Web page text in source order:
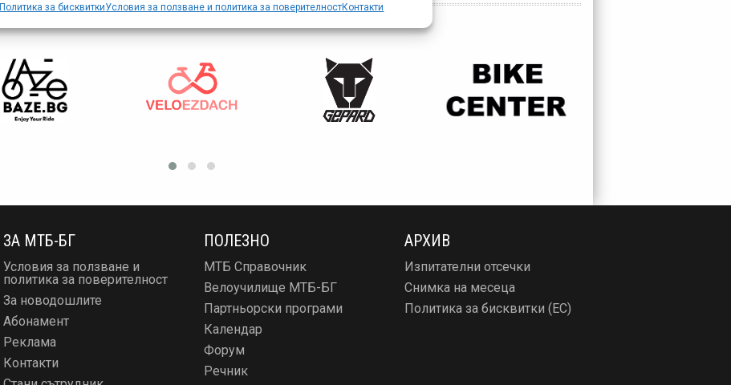
Политика за бисквиткиУсловия за ползване и политика за поверителностКонтакти
ЗА МТБ-БГ
Условия за ползване и
политика за поверителност
За новодошлите
Абонамент
Реклама
Контакти
ПОЛЕЗНО
МТБ Справочник
Велоучилище МТБ-БГ
Партньорски програми
Календар
Форум
Речник
АРХИВ
Изпитателни отсечки
Снимка на месеца
Политика за бисквитки (ЕС)